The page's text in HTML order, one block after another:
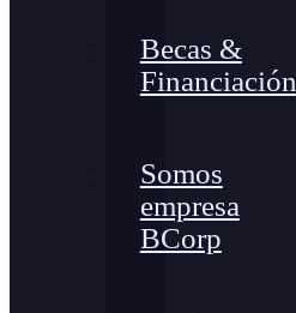
Becas &
Financiación
Somos
empresa
BCorp